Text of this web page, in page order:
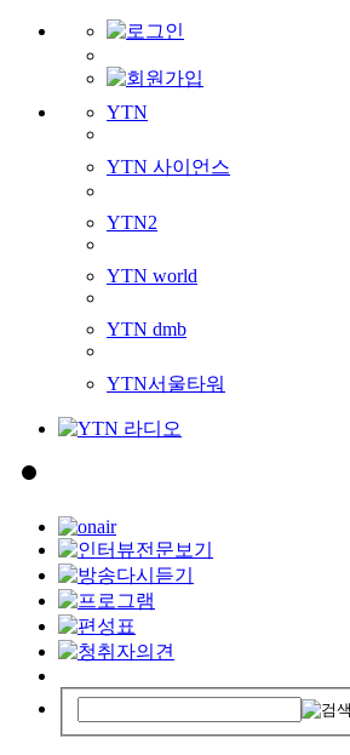
YTN
YTN 사이언스
YTN2
YTN world
YTN dmb
YTN서울타워